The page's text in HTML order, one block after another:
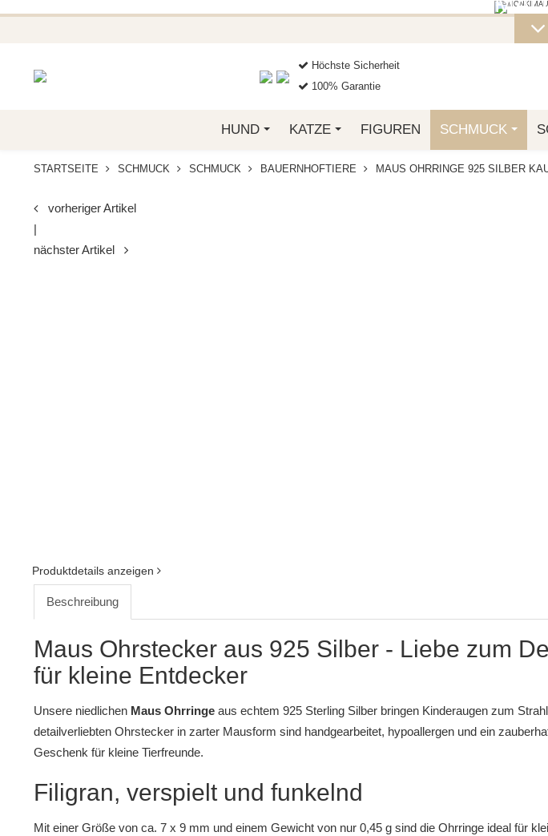
Höchste Sicherheit
100% Garantie
HUND KATZE FIGUREN SCHMUCK
STARTSEITE SCHMUCK SCHMUCK BAUERNHOFTIERE MAUS OHRRINGE 925 SILBER
vorheriger Artikel
nächster Artikel
Produktdetails anzeigen
Beschreibung
Maus Ohrstecker aus 925 Silber - Liebe zum
für kleine Entdecker
Unsere niedlichen Maus Ohrringe aus echtem 925 Sterling Silber bringen Kinderaugen zum
detailverliebten Ohrstecker in zarter Mausform sind handgearbeitet, hypoallergen und ein
Geschenk für kleine Tierfreunde.
Filigran, verspielt und funkelnd
Mit einer Größe von ca. 7 x 9 mm und einem Gewicht von nur 0,45 g sind die Ohrringe ideal für